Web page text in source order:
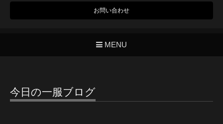
お問い合わせ
MENU
今日の一服ブログ